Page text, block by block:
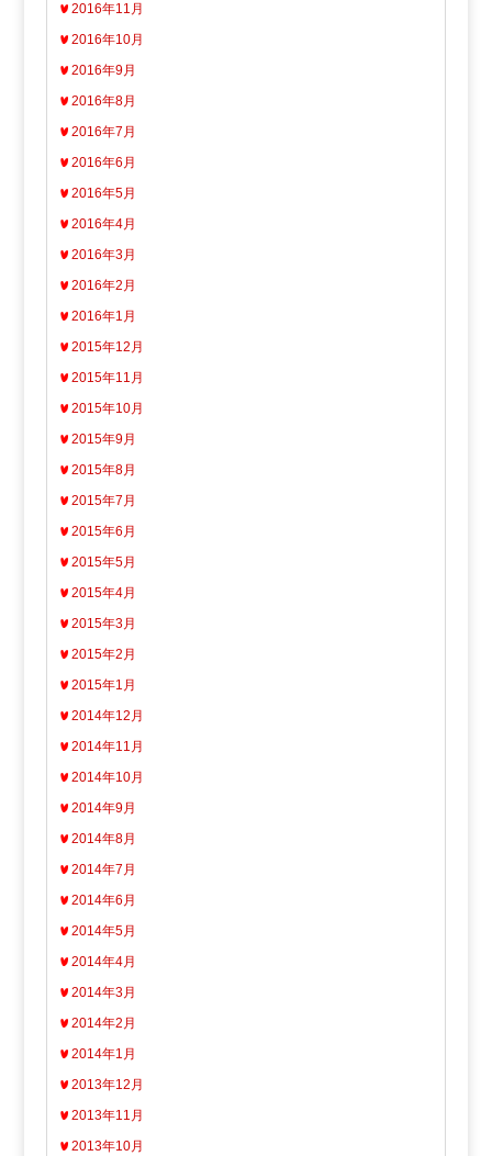
2016年11月
2016年10月
2016年9月
2016年8月
2016年7月
2016年6月
2016年5月
2016年4月
2016年3月
2016年2月
2016年1月
2015年12月
2015年11月
2015年10月
2015年9月
2015年8月
2015年7月
2015年6月
2015年5月
2015年4月
2015年3月
2015年2月
2015年1月
2014年12月
2014年11月
2014年10月
2014年9月
2014年8月
2014年7月
2014年6月
2014年5月
2014年4月
2014年3月
2014年2月
2014年1月
2013年12月
2013年11月
2013年10月